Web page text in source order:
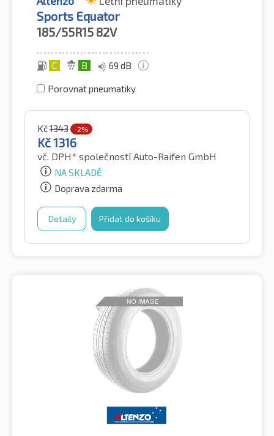
Sports Equator
185/55R15 82V
C B 69 dB
Porovnat pneumatiky
Kč1343 -2%
Kč1316
vč. DPH* společností Auto-Raifen GmbH
NA SKLADĚ
Doprava zdarma
Detaily Přidat do košíku